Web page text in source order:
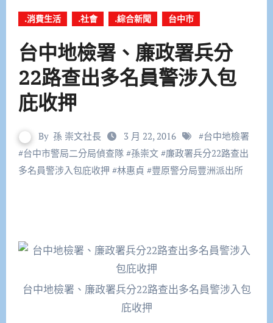
.消費生活 .社會 .綜合新聞 台中市
台中地檢署、廉政署兵分
22路查出多名員警涉入包
庇收押
By 孫 崇文社長 3 月 22, 2016 #台中地檢署
#台中市警局二分局偵查隊#孫崇文#廉政署兵分22路查出
多名員警涉入包庇收押 #林惠貞 #豐原警分局豐洲派出所
台中地檢署、廉政署兵分22路查出多名員警涉入包
庇收押